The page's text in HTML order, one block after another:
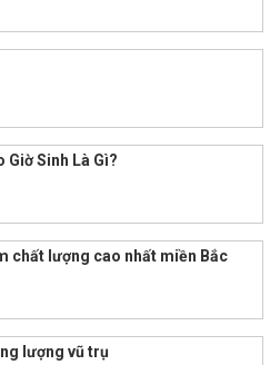
Giờ Sinh Là Gì?
chất lượng cao nhất miền Bắc
lượng vũ trụ